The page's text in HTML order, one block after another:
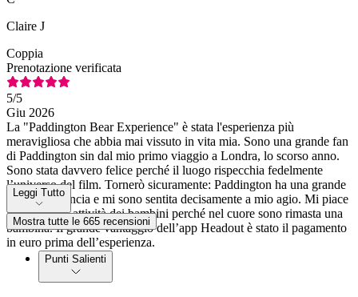
Claire J
Coppia
Prenotazione verificata
5/5
Giu 2026
La "Paddington Bear Experience" è stata l'esperienza più
meravigliosa che abbia mai vissuto in vita mia. Sono una grande fan
di Paddington sin dal mio primo viaggio a Londra, lo scorso anno.
Sono stata davvero felice perché il luogo rispecchia fedelmente
l’universo del film. Tornerò sicuramente: Paddington ha una grande
fan dalla Francia e mi sono sentita decisamente a mio agio. Mi piace
fare le stesse attività dei bambini perché nel cuore sono rimasta una
bambina. Il grande vantaggio dell’app Headout è stato il pagamento
in euro prima dell’esperienza.
Leggi Tutto
Mostra tutte le 665 recensioni
Punti Salienti